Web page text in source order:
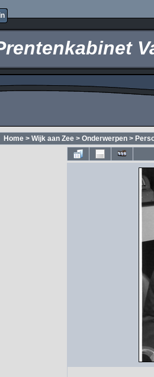
Home > Wijk aan Zee > Onderwerpen >